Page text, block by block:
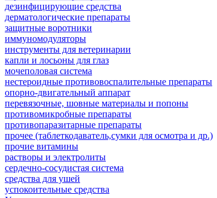
дезинфицирующие средства
дерматологические препараты
защитные воротники
иммуномодуляторы
инструменты для ветеринарии
капли и лосьоны для глаз
мочеполовая система
нестероидные противовоспалительные препараты
опорно-двигательный аппарат
перевязочные, шовные материалы и попоны
противомикробные препараты
противопаразитарные препараты
прочее (таблеткодаватель,сумки для осмотра и др.)
прочие витамины
растворы и электролиты
сердечно-сосудистая система
средства для ушей
успокоительные средства